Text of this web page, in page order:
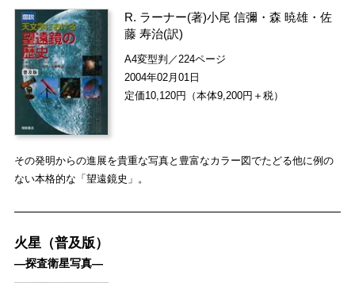
R. ラーナー(著)小尾 信彌 ・森 暁雄 ・佐
藤 寿治(訳)
A4変型判／224ページ
2004年02月01日
定価10,120円（本体9,200円＋税）
その発明からの進展を貴重な写真と豊富なカラー図でたどる他に例の
ない本格的な「望遠鏡史」。
火星（普及版）
―探査衛星写真―